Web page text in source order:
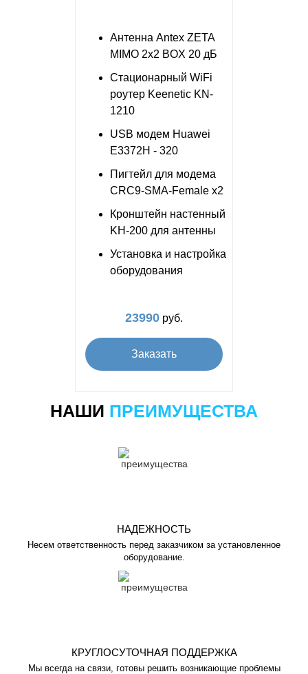
Антенна Antex ZETA
MIMO 2x2 BOX 20 дБ
Стационарный WiFi
роутер Keenetic KN-
1210
USB модем Huawei
E3372H - 320
Пигтейл для модема
CRC9-SMA-Female x2
Кронштейн настенный
KH-200 для антенны
Установка и настройка
оборудования
23990 руб.
Заказать
НАШИ ПРЕИМУЩЕСТВА
НАДЕЖНОСТЬ
Несем ответственность перед заказчиком за установленное
оборудование.
КРУГЛОСУТОЧНАЯ ПОДДЕРЖКА
Мы всегда на связи, готовы решить возникающие проблемы